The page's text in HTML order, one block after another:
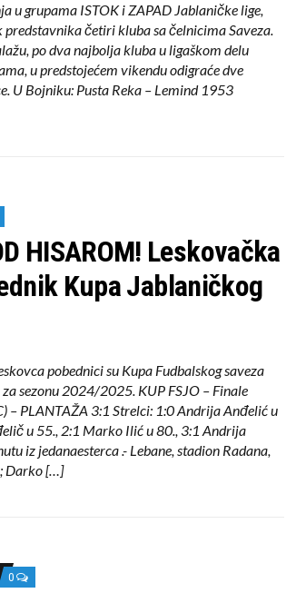
u grupama ISTOK i ZAPAD Jablaničke lige,
predstavnika četiri kluba sa čelnicima Saveza.
po dva najbolja kluba u ligaškom delu
u predstojećem vikendu odigraće dve
U Bojniku: Pusta Reka – Lemind 1953
HISAROM! Leskovačka
Kupa Jablaničkog
pobednici su Kupa Fudbalskog saveza
sezonu 2024/2025. KUP FSJO – Finale
– PLANTAŽA 3:1 Strelci: 1:0 Andrija Anđelić u
u 55., 2:1 Marko Ilić u 80., 3:1 Andrija
iz jedanaesterca .- Lebane, stadion Radana,
Darko […]
0